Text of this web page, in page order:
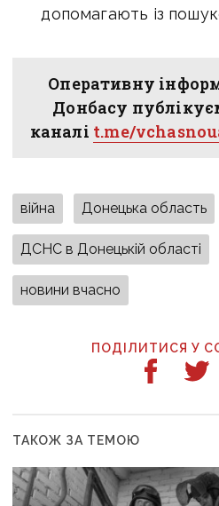
допомагають із
Оперативну
Донбасу
каналі t.me/
війна Донецька область
ДСНС в Донецькій області
новини вчасно
ПОДІЛИТИСЯ У
ТАКОЖ ЗА ТЕМОЮ